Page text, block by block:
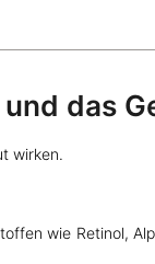
das
wirken.
wie Retinol,